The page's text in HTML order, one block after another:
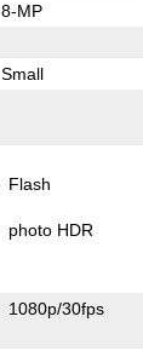
8-MP
Small
Flash
photo HDR
1080p/30fps